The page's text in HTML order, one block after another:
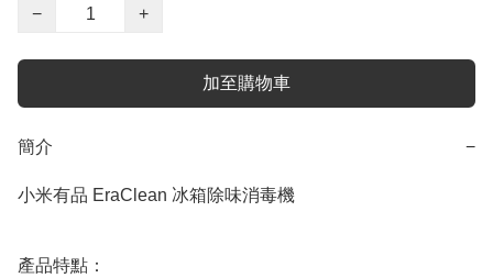
−
+
加至購物車
簡介 −
小米有品 EraClean 冰箱除味消毒機
產品特點：